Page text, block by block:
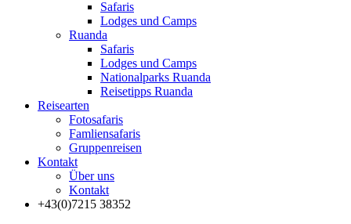
Safaris
Lodges und Camps
Ruanda
Safaris
Lodges und Camps
Nationalparks Ruanda
Reisetipps Ruanda
Reisearten
Fotosafaris
Famliensafaris
Gruppenreisen
Kontakt
Über uns
Kontakt
+43(0)7215 38352